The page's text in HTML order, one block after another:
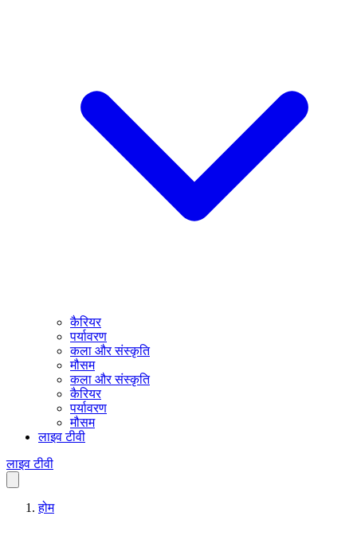
कैरियर
पर्यावरण
कला और संस्कृति
मौसम
कला और संस्कृति
कैरियर
पर्यावरण
मौसम
लाइव टीवी
लाइव टीवी
होम